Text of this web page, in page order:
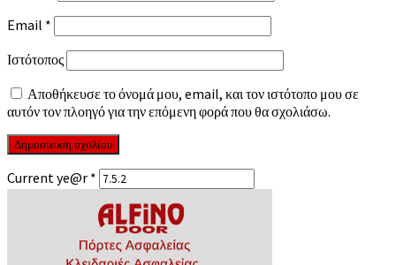
Email *
Ιστότοπος
Αποθήκευσε το όνομά μου, email, και τον ιστότοπο μου σε
αυτόν τον πλοηγό για την επόμενη φορά που θα σχολιάσω.
Current ye@r *